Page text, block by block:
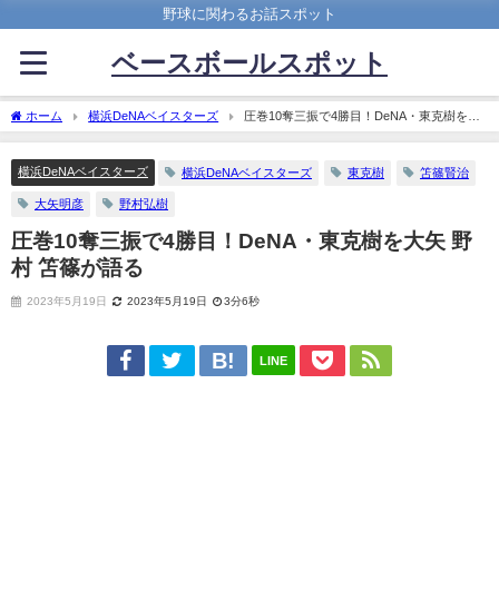
野球に関わるお話スポット
ベースボールスポット
ホーム 横浜DeNAベイスターズ
圧巻10奪三振で4勝目！DeNA・東克樹を大
矢 野村 笘篠が語る
横浜DeNAベイスターズ 横浜DeNAベイスターズ 東克樹 笘篠賢治
大矢明彦 野村弘樹
圧巻10奪三振で4勝目！DeNA・東克樹を大矢 野
村 笘篠が語る
2023年5月19日 2023年5月19日 3分6秒
LINE